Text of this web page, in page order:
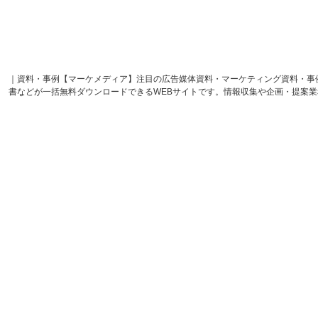
｜資料・事例【マーケメディア】注目の広告媒体資料・マーケティング資料・
書などが一括無料ダウンロードできるWEBサイトです。情報収集や企画・提案